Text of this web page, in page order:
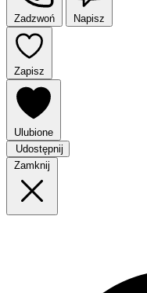
Zadzwoń Napisz
Zapisz
Ulubione
Udostępnij
Zamknij